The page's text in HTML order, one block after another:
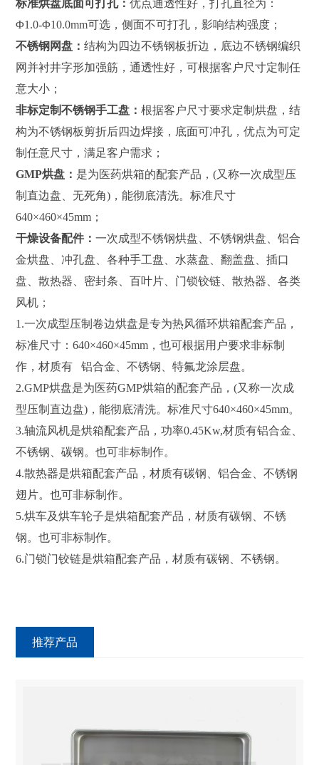
标准烘盘底面可打孔：优点通透性好，打孔直径为：
Φ1.0-Φ10.0mm可选，侧面不可打孔，影响结构强度；
不锈钢网盘：结构为四边不锈钢板折边，底边不锈钢编织
网并衬井字形加强筋，通透性好，可根据客户尺寸定制任
意大小；
非标定制不锈钢手工盘：根据客户尺寸要求定制烘盘，结
构为不锈钢板剪折后四边焊接，底面可冲孔，优点为可定
制任意尺寸，满足客户需求；
GMP烘盘： 是为医药烘箱的配套产品，(又称一次成型压
制直边盘、无死角)，能彻底清洗。标准尺寸
640×460×45mm；
干燥设备配件：一次成型不锈钢烘盘、不锈钢烘盘、铝合
金烘盘、冲孔盘、各种手工盘、水蒸盘、翻盖盘、插口
盘、散热器、密封条、百叶片、门锁铰链、散热器、各类
风机；
1.一次成型压制卷边烘盘是专为热风循环烘箱配套产品，
标准尺寸：640×460×45mm，也可根据用户要求非标制
作，材质有 铝合金、不锈钢、特氟龙涂层盘。
2.GMP烘盘是为医药GMP烘箱的配套产品，(又称一次成
型压制直边盘)，能彻底清洗。标准尺寸640×460×45mm。
3.轴流风机是烘箱配套产品，功率0.45Kw,材质有铝合金、
不锈钢、碳钢。也可非标制作。
4.散热器是烘箱配套产品，材质有碳钢、铝合金、不锈钢
翅片。也可非标制作。
5.烘车及烘车轮子是烘箱配套产品，材质有碳钢、不锈
钢。也可非标制作。
6.门锁门铰链是烘箱配套产品，材质有碳钢、不锈钢。
推荐产品